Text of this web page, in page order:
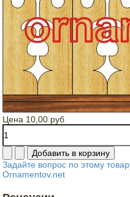
Цена 10,00 руб
Задайте вопрос по этому
Ornamentov.net